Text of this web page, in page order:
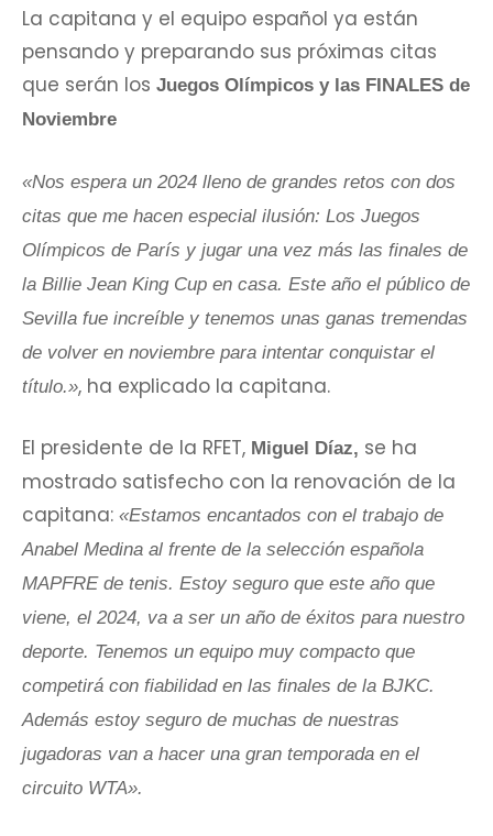
La capitana y el equipo español ya están
pensando y preparando sus próximas citas
que serán los Juegos Olímpicos y las FINALES de
Noviembre
«Nos espera un 2024 lleno de grandes retos con dos
citas que me hacen especial ilusión: Los Juegos
Olímpicos de París y jugar una vez más las finales de
la Billie Jean King Cup en casa. Este año el público de
Sevilla fue increíble y tenemos unas ganas tremendas
de volver en noviembre para intentar conquistar el
título.», ha explicado la capitana.
El presidente de la RFET, Miguel Díaz, se ha
mostrado satisfecho con la renovación de la
capitana: «Estamos encantados con el trabajo de
Anabel Medina al frente de la selección española
MAPFRE de tenis. Estoy seguro que este año que
viene, el 2024, va a ser un año de éxitos para nuestro
deporte. Tenemos un equipo muy compacto que
competirá con fiabilidad en las finales de la BJKC.
Además estoy seguro de muchas de nuestras
jugadoras van a hacer una gran temporada en el
circuito WTA».